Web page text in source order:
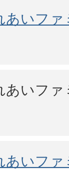
あいフ
あいフ
あいフ